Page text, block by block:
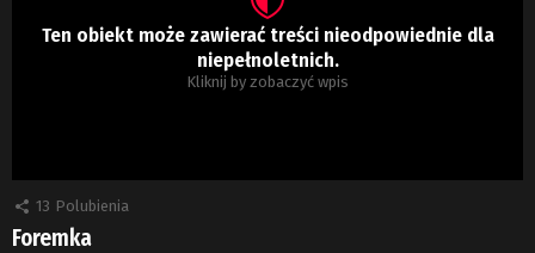
Ten obiekt może zawierać treści nieodpowiednie dla
niepełnoletnich.
Kliknij by zobaczyć wpis
13 Polubienia
Foremka